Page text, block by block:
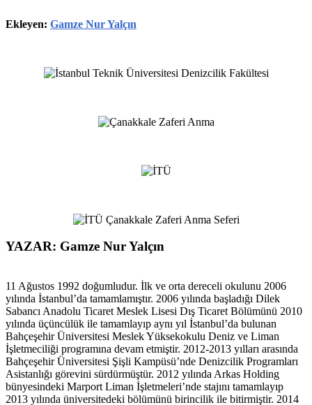
Ekleyen: Gamze Nur Yalçın
YAZAR: Gamze Nur Yalçın
11 Ağustos 1992 doğumludur. İlk ve orta dereceli okulunu 2006
yılında İstanbul’da tamamlamıştır. 2006 yılında başladığı Dilek
Sabancı Anadolu Ticaret Meslek Lisesi Dış Ticaret Bölümünü 2010
yılında üçüncülük ile tamamlayıp aynı yıl İstanbul’da bulunan
Bahçeşehir Üniversitesi Meslek Yüksekokulu Deniz ve Liman
İşletmeciliği programına devam etmiştir. 2012-2013 yılları arasında
Bahçeşehir Üniversitesi Şişli Kampüsü’nde Denizcilik Programları
Asistanlığı görevini sürdürmüştür. 2012 yılında Arkas Holding
bünyesindeki Marport Liman İşletmeleri’nde stajını tamamlayıp
2013 yılında üniversitedeki bölümünü birincilik ile bitirmiştir. 2014